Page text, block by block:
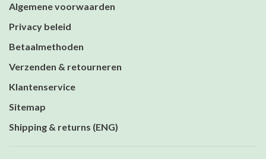
Algemene voorwaarden
Privacy beleid
Betaalmethoden
Verzenden & retourneren
Klantenservice
Sitemap
Shipping & returns (ENG)